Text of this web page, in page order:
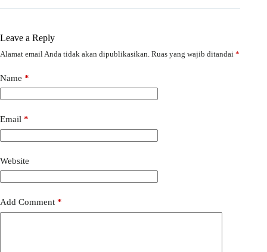
Leave a Reply
Alamat email Anda tidak akan dipublikasikan. Ruas yang wajib ditandai *
Name *
Email *
Website
Add Comment *